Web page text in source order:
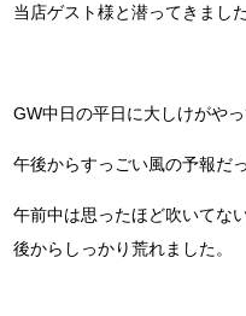
当店ゲスト様と潜ってきまし
GW中日の平日に大しけがや
午後からすっごい風の予報だ
午前中は思ったほど吹いてな
後からしっかり荒れました。